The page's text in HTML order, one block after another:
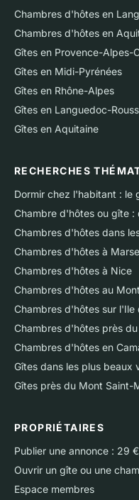
Chambres d'hôtes en
Chambres d'hôtes en
Gîtes en Provence-Alpes-
Gîtes en Midi-Pyrénées
Gîtes en Rhône-Alpes
Gîtes en Languedoc-
Gîtes en Aquitaine
RECHERCHES
Dormir chez l'habitant : le
Chambre d'hôtes ou gîte :
Chambres d'hôtes dans
Chambres d'hôtes à
Chambres d'hôtes à Nice
Chambres d'hôtes au
Chambres d'hôtes sur l'Ile
Chambres d'hôtes près
Chambres d'hôtes en
Gîtes dans les plus beaux
Gîtes près du Mont Saint-
PROPRIÉTAIRES
Publier une annonce : 29
Ouvrir un gîte ou une
Espace membres